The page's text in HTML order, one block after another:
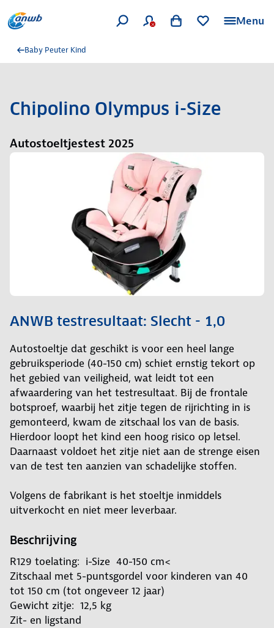
Menu
Baby Peuter Kind
Chipolino Olympus i-Size
Autostoeltjestest 2025
ANWB testresultaat: Slecht - 1,0
Autostoeltje dat geschikt is voor een heel lange
gebruiksperiode (40-150 cm) schiet ernstig tekort op
het gebied van veiligheid, wat leidt tot een
afwaardering van het testresultaat. Bij de frontale
botsproef, waarbij het zitje tegen de rijrichting in is
gemonteerd, kwam de zitschaal los van de basis.
Hierdoor loopt het kind een hoog risico op letsel.
Daarnaast voldoet het zitje niet aan de strenge eisen
van de test ten aanzien van schadelijke stoffen.
Volgens de fabrikant is het stoeltje inmiddels
uitverkocht en niet meer leverbaar.
Beschrijving
R129 toelating: i-Size 40-150 cm<
Zitschaal met 5-puntsgordel voor kinderen van 40
tot 150 cm (tot ongeveer 12 jaar)
Gewicht zitje: 12,5 kg
Zit- en ligstand